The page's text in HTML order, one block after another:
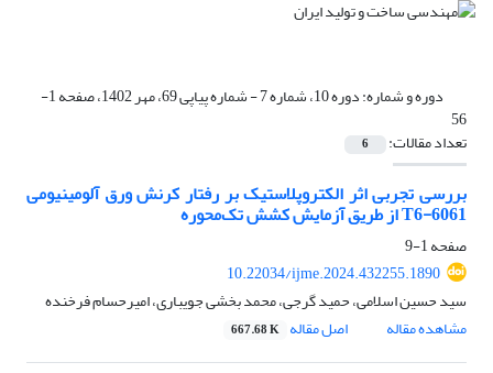
دوره و شماره: دوره 10، شماره 7 - شماره پیاپی 69، مهر 1402، صفحه 1-
56
تعداد مقالات: 6
بررسی تجربی اثر الکتروپلاستیک بر رفتار کرنش ورق ‌آلومینیومی‌
‌6061-T6 از طریق آزمایش کشش تک‌محوره
صفحه1-9
10.22034/ijme.2024.432255.1890
سید حسین اسلامی، حمید گرجی، محمد بخشی جویباری، امیرحسام فرخنده
مشاهده مقاله
اصل مقاله 667.68 K